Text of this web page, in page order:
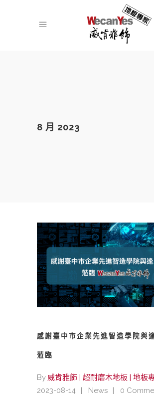
8 月 2023
感謝臺中市企業先進智造學院與
蒞臨
By 威肯雅飾 | 超耐磨木地板 | 地板
2023-08-14
News 0